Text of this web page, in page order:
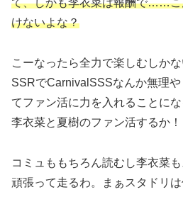
て、しかも李衣菜は報酬で……こ
けないよな？
こーなったら全力で楽しむしか
SSRでCarnivalSSSなんか無理
てファン活に力を入れることに
李衣菜と夏樹のファン活するか！
コミュももちろん読むし李衣菜
頑張って走るわ。まぁスタドリ